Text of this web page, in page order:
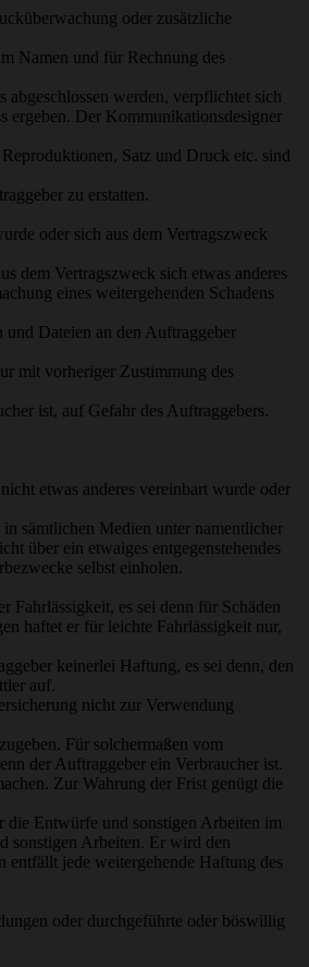
oder zusätzliche
Namen und für Rechnung des
werden, verpflichtet sich
ergeben. Der Kommunikationsdesigner
Satz und Druck etc. sind
zu erstatten.
oder sich aus dem Vertragszweck
dem Vertragszweck sich etwas anderes
eines weitergehenden Schadens
Dateien an den Auftraggeber
mit vorheriger Zustimmung des
ist, auf Gefahr des Auftraggebers.
etwas anderes vereinbart wurde oder
sämtlichen Medien unter namentlicher
über ein etwaiges entgegenstehendes
selbst einholen.
Fahrlässigkeit, es sei denn für Schäden
haftet er für leichte Fahrlässigkeit nur,
keinerlei Haftung, es sei denn, den
auf.
nicht zur Verwendung
Für solchermaßen vom
der Auftraggeber ein Verbraucher ist.
Zur Wahrung der Frist genügt die
die Entwürfe und sonstigen Arbeiten im
sonstigen Arbeiten. Er wird den
jede weitergehende Haftung des
oder durchgeführte oder böswillig